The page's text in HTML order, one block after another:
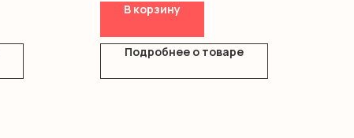
В корзину
Подробнее о товаре